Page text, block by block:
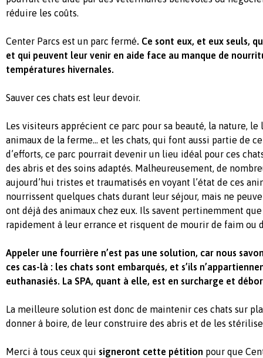
réduire les coûts.
Center Parcs est un parc fermé. Ce sont eux, et eux seuls,
et qui peuvent leur venir en aide face au manque de
températures hivernales.
Sauver ces chats est leur devoir.
Les visiteurs apprécient ce parc pour sa beauté, la nature,
animaux de la ferme… et les chats, qui font aussi partie de
d’efforts, ce parc pourrait devenir un lieu idéal pour ces
des abris et des soins adaptés. Malheureusement, de
aujourd’hui tristes et traumatisés en voyant l’état de ces
nourrissent quelques chats durant leur séjour, mais ne
ont déjà des animaux chez eux. Ils savent pertinemment
rapidement à leur errance et risquent de mourir de faim ou
Appeler une fourrière n’est pas une solution, car nous
ces cas-là : les chats sont embarqués, et s’ils
euthanasiés. La SPA, quant à elle, est en surcharge et
La meilleure solution est donc de maintenir ces chats sur
donner à boire, de leur construire des abris et de les
Merci à tous ceux qui signeront cette pétition pour que